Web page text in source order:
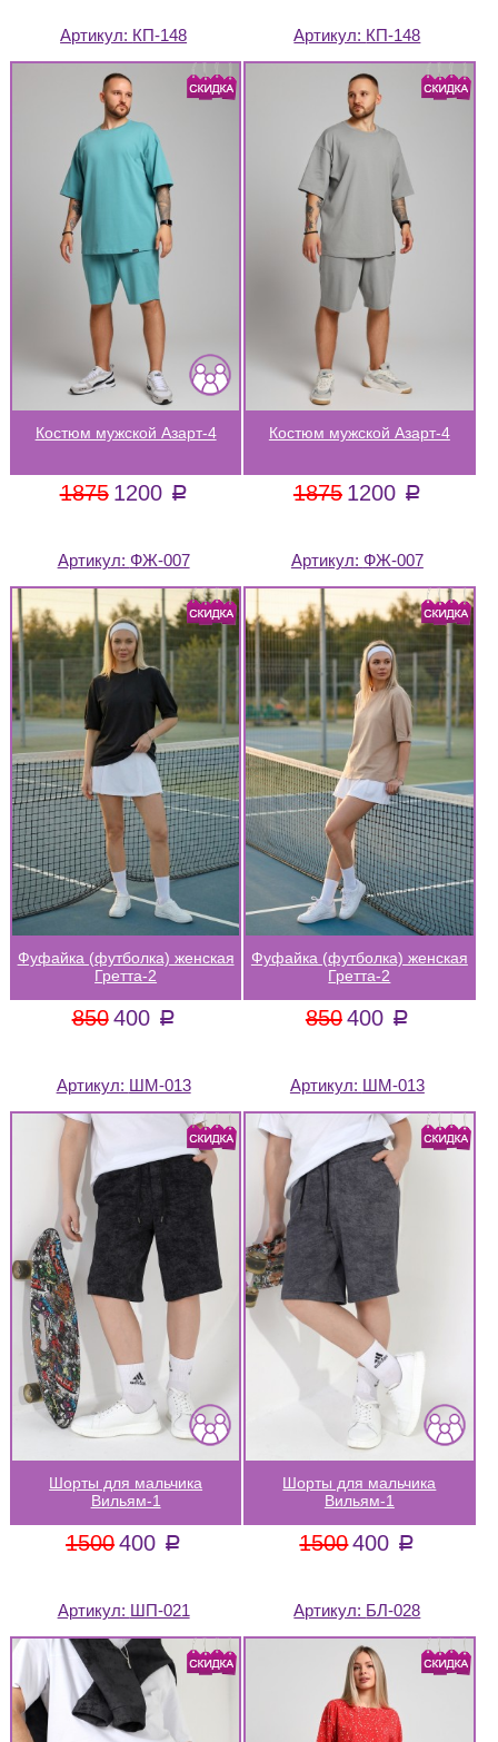
Артикул: КП-148
Костюм мужской Азарт-4
1875 1200 a
Артикул: КП-148
Костюм мужской Азарт-4
1875 1200 a
Артикул: ФЖ-007
Фуфайка (футболка) женская
Гретта-2
850 400 a
Артикул: ФЖ-007
Фуфайка (футболка) женская
Гретта-2
850400 a
Артикул: ШМ-013
Шорты для мальчика
Вильям-1
1500400 a
Артикул: ШМ-013
Шорты для мальчика
Вильям-1
1500400 a
Артикул: ШП-021 Артикул: БЛ-028